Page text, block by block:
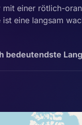
mit einer rötlich-
eine langsam
bedeutendste